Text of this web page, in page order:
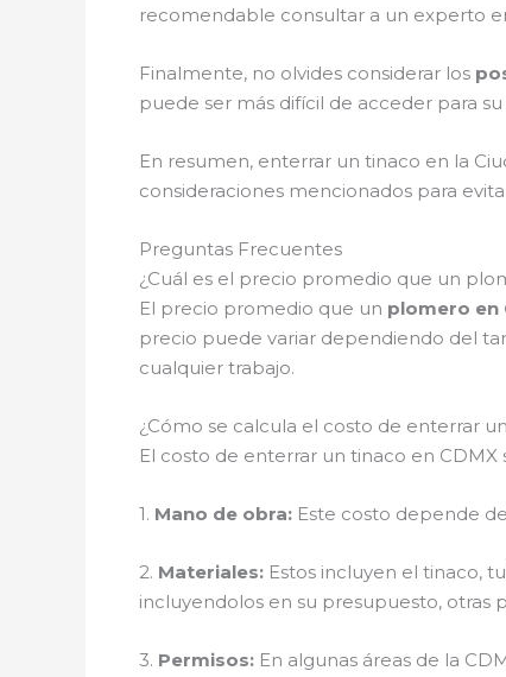
recomendable consultar a un experto
Finalmente, no olvides considerar los
puede ser más difícil de acceder para
En resumen, enterrar un tinaco en la
consideraciones mencionados para
Preguntas Frecuentes
¿Cuál es el precio promedio que un
El precio promedio que un plomero en
precio puede variar dependiendo del
cualquier trabajo.
¿Cómo se calcula el costo de enterrar
El costo de enterrar un tinaco en
1. Mano de obra: Este costo depende
2. Materiales: Estos incluyen el tinaco,
incluyendolos en su presupuesto,
3. Permisos: En algunas áreas de la